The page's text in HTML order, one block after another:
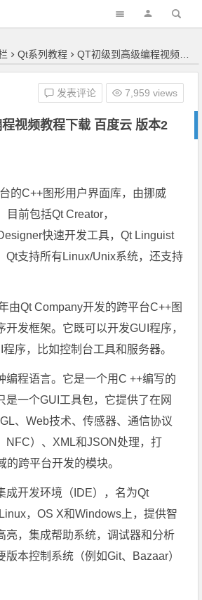
Qt系列教程 QT初级到高级编程视频教程下载 百度云 版本2
视频教程下载 百度云 版本2
发表评论 7,959 views
的C++图形用户界面库，由挪威
目前包括Qt Creator，
快速开发工具，Qt Linguist
Qt支持所有Linux/Unix系统，还支持
由Qt Company开发的跨平台C++图
开发框架。它既可以开发GUI程序，
序，比如控制台工具和服务器。
编程语言。它是一个用C ++编写的
是一个GUI工具包，它提供了在网
、Web技术、传感器、通信协议
NFC）、XML和JSON处理，打
的跨平台开发的模块。
成开发环境（IDE），名为Qt
，OS X和Windows上，提供智
亮，集成帮助系统，调试器和分析
版本控制系统（例如Git、Bazaar）